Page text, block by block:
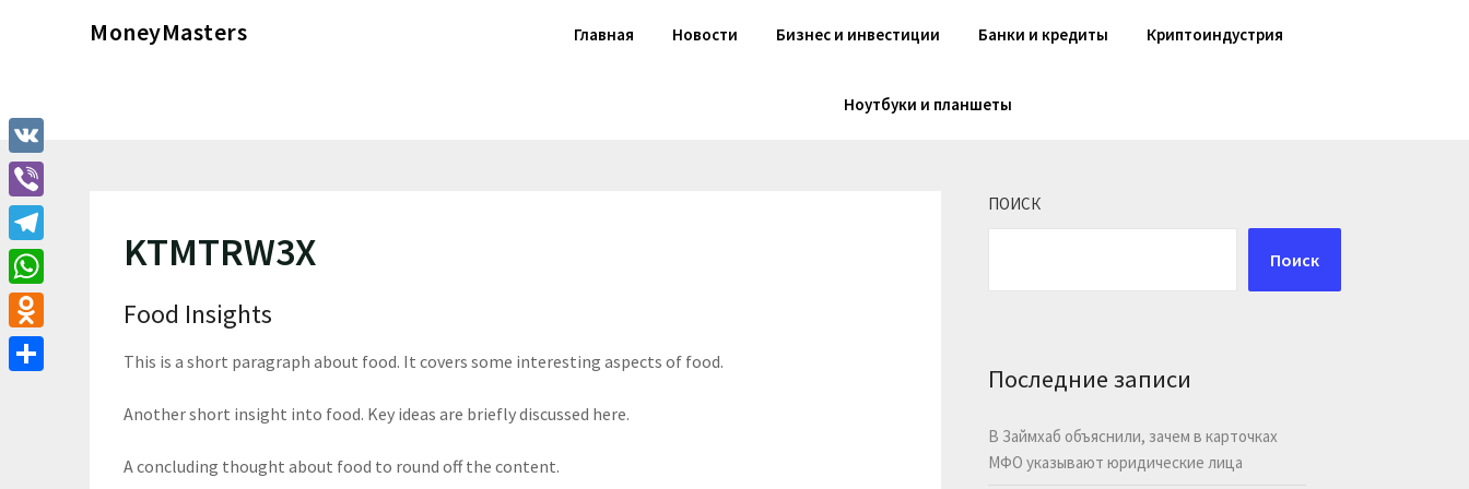
MoneyMasters Главная Новости Бизнес и инвестиции Банки и кредиты Криптоиндустрия
Ноутбуки и планшеты
KTMTRW3X
Food Insights
This is a short paragraph about food. It covers some interesting aspects of food.
Another short insight into food. Key ideas are briefly discussed here.
A concluding thought about food to round off the content.
ПОИСК
Поиск
Последние записи
В Займхаб объяснили, зачем в карточках
МФО указывают юридические лица
VK
Viber
Telegram
WhatsApp
Odnoklassniki